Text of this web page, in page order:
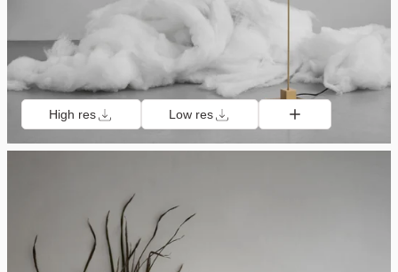
High res Low res